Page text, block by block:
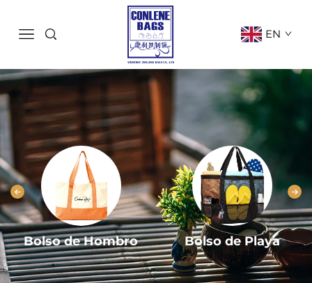
EN
Bolso de Hombro Bolso de Playa